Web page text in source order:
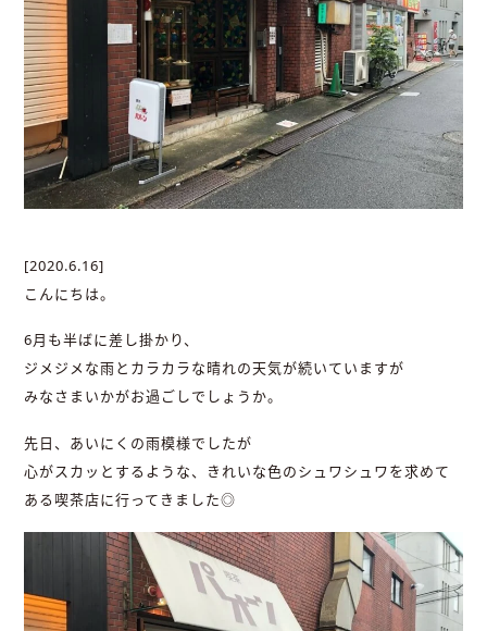
[2020.6.16]
こんにちは。
6月も半ばに差し掛かり、
ジメジメな雨とカラカラな晴れの天気が続いていますが
みなさまいかがお過ごしでしょうか。
先日、あいにくの雨模様でしたが
心がスカッとするような、きれいな色のシュワシュワを求めて
ある喫茶店に行ってきました◎